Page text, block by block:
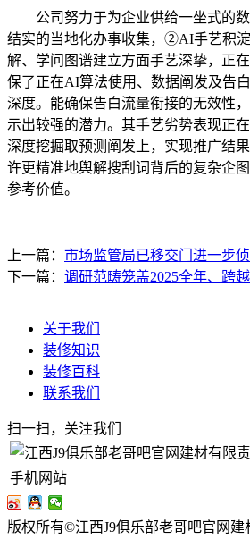
公司努力于为企业供给一坐式的数
结实的当地化办事收集，②AI手艺积
解、学问图谱建立方面手艺深挚，正
保了正在AI算法使用、数据阐发及告
深度。能确保告白流量衔接的无效性
示出较强的潜力。其手艺劣势表现正
深度挖掘取预测阐发上，实现推广结
许更精准地舆解搜刮词背后的复杂企
参考价值。
上一篇： 市场监管局已移交门进一步
下一篇： 调研范畴笼盖2025全年、跨
关于我们
装修知识
装修百科
联系我们
扫一扫，关注我们
手机网站
版权所有©江西J9俱乐部老哥吧官网建